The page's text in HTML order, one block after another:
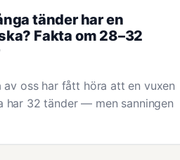
tänder har en
Fakta om 28–32
av oss har fått höra att en vuxen
har 32 tänder — men sanningen